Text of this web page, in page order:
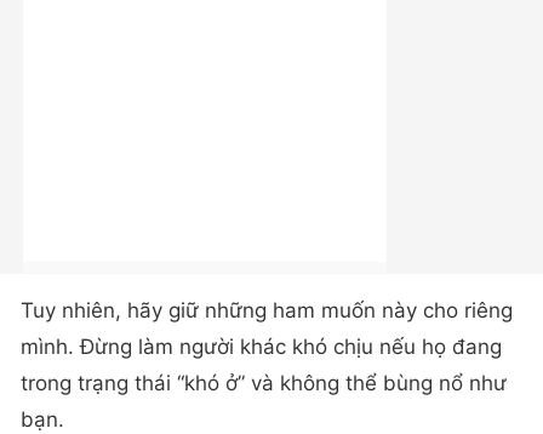
Tuy nhiên, hãy giữ những ham muốn này cho riêng
mình. Đừng làm người khác khó chịu nếu họ đang
trong trạng thái “khó ở” và không thể bùng nổ như
bạn.